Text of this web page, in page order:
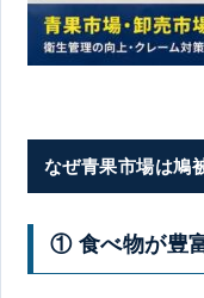
なぜ青果市場は鳩
① 食べ物が豊